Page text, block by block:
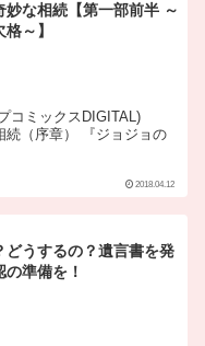
妙な相続【第一部前半 ～
～】
ミックスDIGITAL)
続（序章） 『ジョジョの
2018.04.12
どうするの？遺言書を発
の準備を！